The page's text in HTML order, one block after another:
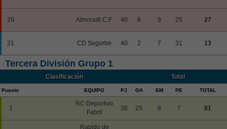
20 Almoradi C.F. 40 6 9 25 27
21 CD Segorbe 40 2 7 31 13
Tercera División Grupo 1
Clasificación Total
Puesto EQUIPO PJ GA EM PE TOTAL
1
RC Deportivo
Fabril
38 25 6 7 81
Rapido de